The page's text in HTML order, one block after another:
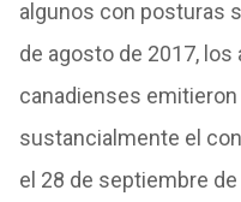
algunos con posturas
de agosto de 2017,
canadienses
sustancialmente el
el 28 de septiembre